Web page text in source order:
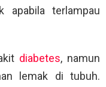
apabila terlampau
diabetes, namun
lemak di tubuh.